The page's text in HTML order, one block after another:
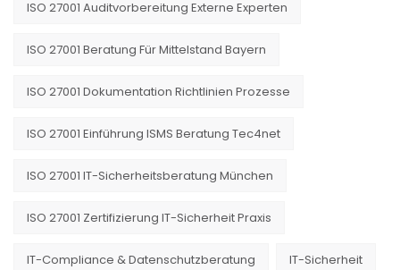
ISO 27001 Auditvorbereitung Externe Experten
ISO 27001 Beratung Für Mittelstand Bayern
ISO 27001 Dokumentation Richtlinien Prozesse
ISO 27001 Einführung ISMS Beratung Tec4net
ISO 27001 IT-Sicherheitsberatung München
ISO 27001 Zertifizierung IT-Sicherheit Praxis
IT-Compliance & Datenschutzberatung IT-Sicherheit